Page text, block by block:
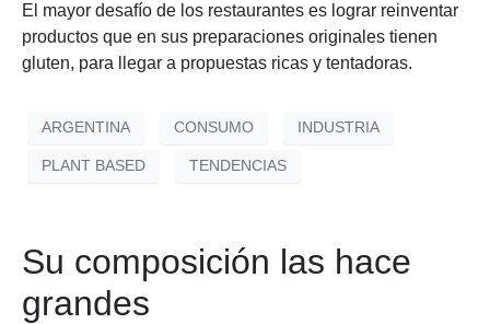
El mayor desafío de los restaurantes es lograr reinventar
productos que en sus preparaciones originales tienen
gluten, para llegar a propuestas ricas y tentadoras.
ARGENTINA CONSUMO INDUSTRIA
PLANT BASED TENDENCIAS
Su composición las hace
grandes